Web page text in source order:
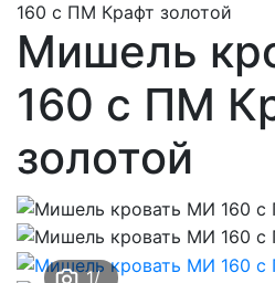
160 с ПМ Крафт золотой
Мишель
160 с ПМ
золотой
1/